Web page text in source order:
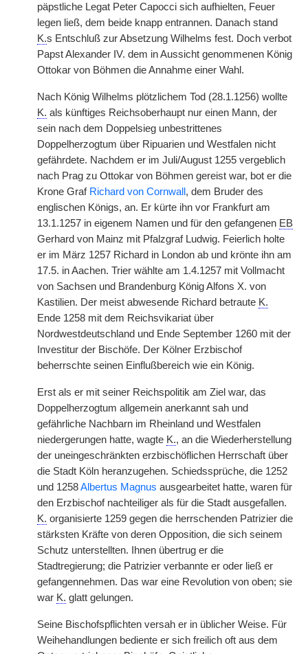
päpstliche Legat Peter Capocci sich aufhielten, Feuer
legen ließ, dem beide knapp entrannen. Danach stand
K.s Entschluß zur Absetzung Wilhelms fest. Doch verbot
Papst Alexander IV. dem in Aussicht genommenen König
Ottokar von Böhmen die Annahme einer Wahl.
Nach König Wilhelms plötzlichem Tod (28.1.1256) wollte
K. als künftiges Reichsoberhaupt nur einen Mann, der
sein nach dem Doppelsieg unbestrittenes
Doppelherzogtum über Ripuarien und Westfalen nicht
gefährdete. Nachdem er im Juli/August 1255 vergeblich
nach Prag zu Ottokar von Böhmen gereist war, bot er die
Krone Graf Richard von Cornwall , dem Bruder des
englischen Königs, an. Er kürte ihn vor Frankfurt am
13.1.1257 in eigenem Namen und für den gefangenen EB
Gerhard von Mainz mit Pfalzgraf Ludwig. Feierlich holte
er im März 1257 Richard in London ab und krönte ihn am
17.5. in Aachen. Trier wählte am 1.4.1257 mit Vollmacht
von Sachsen und Brandenburg König Alfons X. von
Kastilien. Der meist abwesende Richard betraute K.
Ende 1258 mit dem Reichsvikariat über
Nordwestdeutschland und Ende September 1260 mit der
Investitur der Bischöfe. Der Kölner Erzbischof
beherrschte seinen Einflußbereich wie ein König.
Erst als er mit seiner Reichspolitik am Ziel war, das
Doppelherzogtum allgemein anerkannt sah und
gefährliche Nachbarn im Rheinland und Westfalen
niedergerungen hatte, wagte K., an die Wiederherstellung
der uneingeschränkten erzbischöflichen Herrschaft über
die Stadt Köln heranzugehen. Schiedssprüche, die 1252
und 1258Albertus Magnus ausgearbeitet hatte, waren für
den Erzbischof nachteiliger als für die Stadt ausgefallen.
K. organisierte 1259 gegen die herrschenden Patrizier die
stärksten Kräfte von deren Opposition, die sich seinem
Schutz unterstellten. Ihnen übertrug er die
Stadtregierung; die Patrizier verbannte er oder ließ er
gefangennehmen. Das war eine Revolution von oben; sie
war K. glatt gelungen.
Seine Bischofspflichten versah er in üblicher Weise. Für
Weihehandlungen bediente er sich freilich oft aus dem